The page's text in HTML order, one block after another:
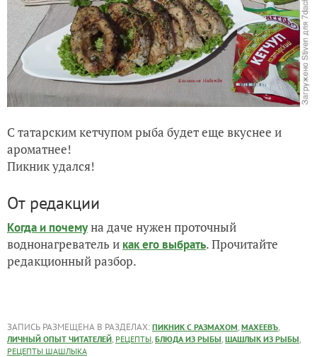
С татарским кетчупом рыба будет еще вкуснее и
ароматнее!
Пикник удался!
От редакции
Когда и почемуна даче нужен проточный
воднонагреватель и как его выбрать. Прочитайте
редакционный разбор.
ЗАПИСЬ РАЗМЕЩЕНА В РАЗДЕЛАХ: ПИКНИК С РАЗМАХОМ, МАХЕЕВЪ,
ЛИЧНЫЙ ОПЫТ ЧИТАТЕЛЕЙ, РЕЦЕПТЫ, БЛЮДА ИЗ РЫБЫ, ШАШЛЫК ИЗ РЫБЫ,
РЕЦЕПТЫ ШАШЛЫКА